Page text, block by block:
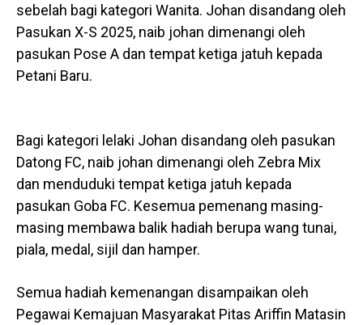
sebelah bagi kategori Wanita. Johan disandang oleh
Pasukan X-S 2025, naib johan dimenangi oleh
pasukan Pose A dan tempat ketiga jatuh kepada
Petani Baru.
Bagi kategori lelaki Johan disandang oleh pasukan
Datong FC, naib johan dimenangi oleh Zebra Mix
dan menduduki tempat ketiga jatuh kepada
pasukan Goba FC. Kesemua pemenang masing-
masing membawa balik hadiah berupa wang tunai,
piala, medal, sijil dan hamper.
Semua hadiah kemenangan disampaikan oleh
Pegawai Kemajuan Masyarakat Pitas Ariffin Matasin